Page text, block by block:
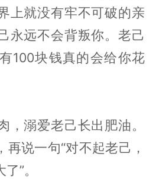
上就没有牢不可破的亲
永远不会背叛你。老己
100块钱真的会给你花
，溺爱老己长出肥油。
说一句“对不起老己，
”。